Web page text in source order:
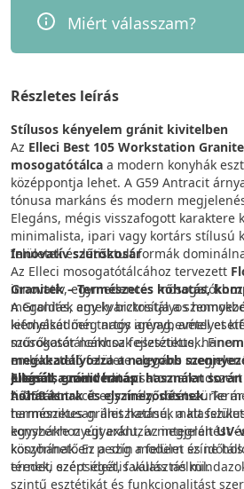
Miért válasszam?
Részletes leírás
Stílusos kényelem gránit kivitelben
Az Elleci Best 105 Workstation
mosogatótálca a modern konyhák
középpontja lehet. A G59 Antracit
tónusa markáns és modern
Elegáns, mégis visszafogott karaktere
minimalista, ipari vagy kortárs stílusú
felületek és letisztult formák
Granitek – Természetes kőhatás,
A Granitek egy kvarckristályos
kiemelkedően tartós anyag, amelyet
mosogatótálcákhoz fejlesztettek.
emlékeztető felülete elegáns
ellenáll a mindennapi használat
hőhatásnak és elszíneződésnek.
harmonikusan illeszkednek a
konyhákhoz egyaránt, az integráltUV-
köszönhetően pedig a felület színe
eredeti szépségét, fakulás nélkül.
Innovatív szűrőkosár
Az Elleci mosogatótálcához tervezett
innovatív, egymedencés
megoldás, amely biztosítja a
lefolyását még nagy igénybevétel
szűrőkosár nemcsak esztétikus,
megakadályozza a nagyobb
jutását, ezzel védi a
tisztítást.
Elegáns gránit hatás
A G59 Antracit egy mély, sötétszürke
természetes gránit hatású, matt
egyszerre nyújt exkluzív megjelenést
konyhának. Ez a szín modern és
térnek, ezért ideális választás
szintű esztétikát és funkcionalitást